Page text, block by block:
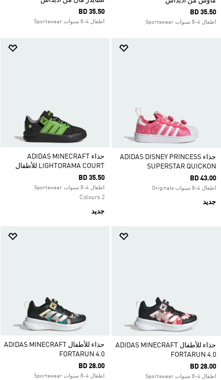
BD 35.50
اطفال 4-8 سنوات Sportswear
BD 35.50
اطفال 4-8 سنوات Sportswear
حذاء ADIDAS DISNEY PRINCESS
SUPERSTAR QUICKON
BD 43.00
اطفال 4-8 سنوات Originals
جديد
حذاء ADIDAS MINECRAFT
LIGHTORAMA COURT للأطفال
BD 35.50
اطفال 4-8 سنوات Sportswear
2 Colours
جديد
حذاء للأطفال ADIDAS MINECRAFT
FORTARUN 4.0
BD 28.00
اطفال 4-8 سنوات Sportswear
حذاء للأطفال ADIDAS MINECRAFT
FORTARUN 4.0
BD 28.00
اطفال 4-8 سنوات Sportswear